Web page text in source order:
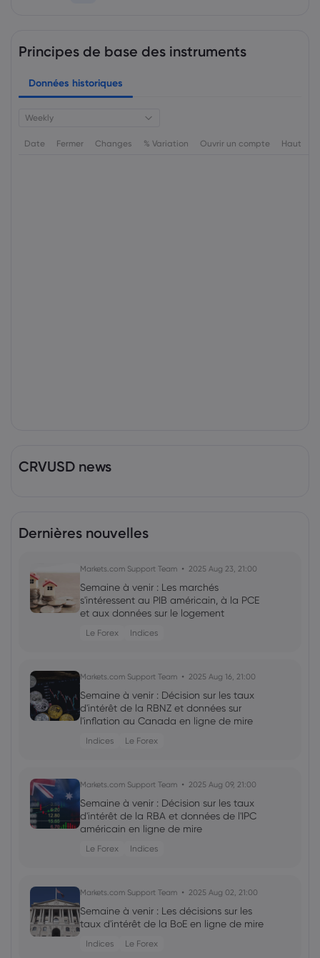
Principes de base des instruments
Données historiques
Weekly
Date Fermer Changes % Variation Ouvrir un compte Haut
CRVUSD news
Dernières nouvelles
Markets.com Support Team 2025 Aug 23, 21:00
Semaine à venir : Les marchés
s'intéressent au PIB américain, à la PCE
et aux données sur le logement
Le Forex Indices
Markets.com Support Team 2025 Aug 16, 21:00
Semaine à venir : Décision sur les taux
d'intérêt de la RBNZ et données sur
l'inflation au Canada en ligne de mire
Indices Le Forex
Markets.com Support Team 2025 Aug 09, 21:00
Semaine à venir : Décision sur les taux
d'intérêt de la RBA et données de l'IPC
américain en ligne de mire
Le Forex Indices
Markets.com Support Team 2025 Aug 02, 21:00
Semaine à venir : Les décisions sur les
taux d'intérêt de la BoE en ligne de mire
Indices Le Forex